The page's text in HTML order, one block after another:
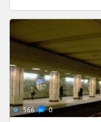
566 0